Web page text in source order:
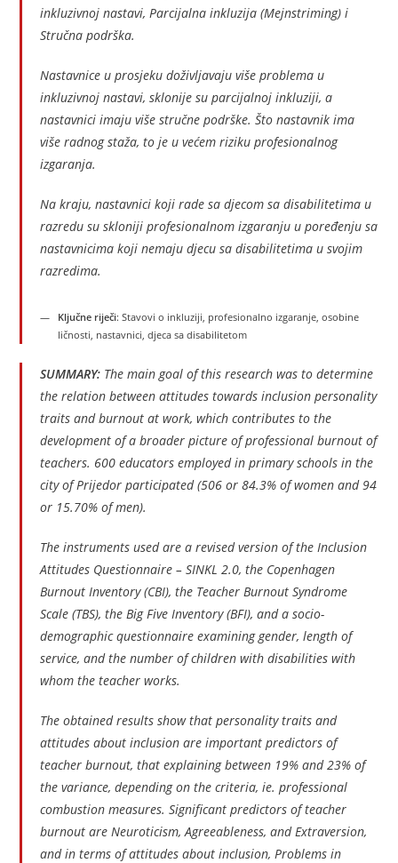
inkluzivnoj nastavi, Parcijalna inkluzija (Mejnstriming) i
Stručna podrška.
Nastavnice u prosjeku doživljavaju više problema u
inkluzivnoj nastavi, sklonije su parcijalnoj inkluziji, a
nastavnici imaju više stručne podrške. Što nastavnik ima
više radnog staža, to je u većem riziku profesionalnog
izgaranja.
Na kraju, nastavnici koji rade sa djecom sa disabilitetima u
razredu su skloniji profesionalnom izgaranju u poređenju sa
nastavnicima koji nemaju djecu sa disabilitetima u svojim
razredima.
Ključne riječi: Stavovi o inkluziji, profesionalno izgaranje, osobine
ličnosti, nastavnici, djeca sa disabilitetom
SUMMARY: The main goal of this research was to determine
the relation between attitudes towards inclusion personality
traits and burnout at work, which contributes to the
development of a broader picture of professional burnout of
teachers. 600 educators employed in primary schools in the
city of Prijedor participated (506 or 84.3% of women and 94
or 15.70% of men).
The instruments used are a revised version of the Inclusion
Attitudes Questionnaire – SINKL 2.0, the Copenhagen
Burnout Inventory (CBI), the Teacher Burnout Syndrome
Scale (TBS), the Big Five Inventory (BFI), and a socio-
demographic questionnaire examining gender, length of
service, and the number of children with disabilities with
whom the teacher works.
The obtained results show that personality traits and
attitudes about inclusion are important predictors of
teacher burnout, that explaining between 19% and 23% of
the variance, depending on the criteria, ie. professional
combustion measures. Significant predictors of teacher
burnout are Neuroticism, Agreeableness, and Extraversion,
and in terms of attitudes about inclusion, Problems in